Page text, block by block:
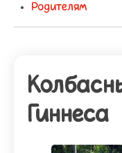
Родителям
Гиннеса